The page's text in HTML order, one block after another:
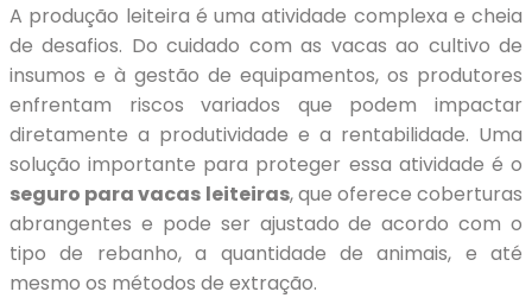
A produção leiteira é uma atividade complexa e cheia
de desafios. Do cuidado com as vacas ao cultivo de
insumos e à gestão de equipamentos, os produtores
enfrentam riscos variados que podem impactar
diretamente a produtividade e a rentabilidade. Uma
solução importante para proteger essa atividade é o
seguro para vacas leiteiras, que oferece coberturas
abrangentes e pode ser ajustado de acordo com o
tipo de rebanho, a quantidade de animais, e até
mesmo os métodos de extração.